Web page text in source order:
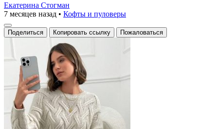
Екатерина Стогман
7 месяцев назад • Кофты и пуловеры
Поделиться Копировать ссылку Пожаловаться